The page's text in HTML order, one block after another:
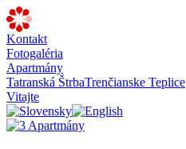
Kontakt
Fotogaléria
Apartmány
Tatranská ŠtrbaTrenčianske Teplice
Vitajte